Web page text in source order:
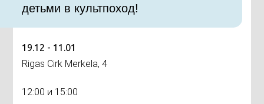
детьми в культпоход!
19.12 - 11.01
Rigas Cirk Merkela, 4
12:00 и 15:00